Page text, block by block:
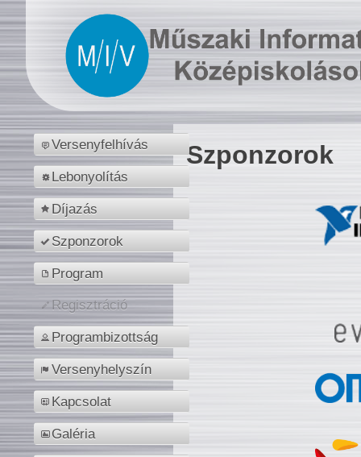
Versenyfelhívás
Lebonyolítás
Díjazás
Szponzorok
Program
Regisztráció
Programbizottság
Versenyhelyszín
Kapcsolat
Galéria
Szponzorok